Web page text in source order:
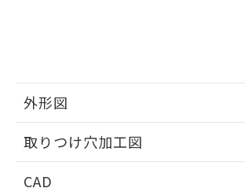
外形図
取りつけ穴加工図
CAD
品・サービスに関するお客様
をご了承ください。
※当社の共同利用者とは、
下記の非含有証明書をダウンロー
とができます。
EU RoHS指令（10物質）の非含有
51物質の非含有証明書（当社基準）
※本証明書は発行日時点で非含有